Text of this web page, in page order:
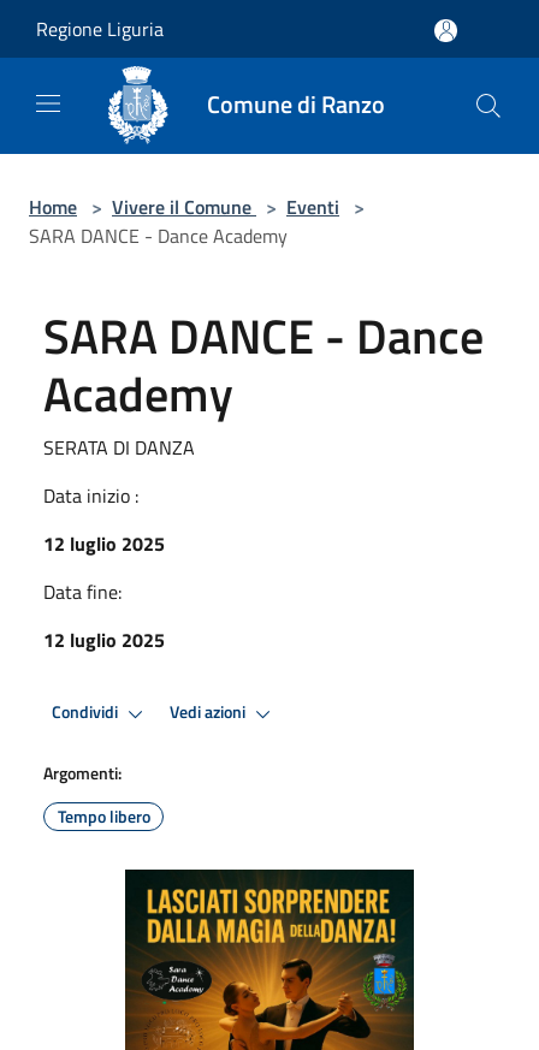
Regione Liguria
Comune di Ranzo
Home > Vivere il Comune > Eventi >
SARA DANCE - Dance Academy
SARA DANCE - Dance
Academy
SERATA DI DANZA
Data inizio :
12 luglio 2025
Data fine:
12 luglio 2025
Condividi Vedi azioni
Argomenti:
Tempo libero